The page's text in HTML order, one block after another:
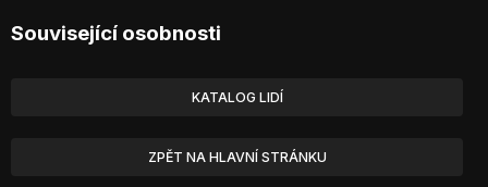
Související osobnosti
KATALOG LIDÍ
ZPĚT NA HLAVNÍ STRÁNKU